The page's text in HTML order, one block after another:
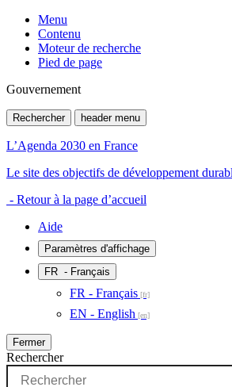
Menu
Contenu
Moteur de recherche
Pied de page
Gouvernement
Rechercher header menu
L’Agenda 2030 en France
Le site des objectifs de développement
- Retour à la page d’accueil
Aide
Paramètres d'affichage
FR - Français
FR - Français
EN - English
Fermer
Rechercher